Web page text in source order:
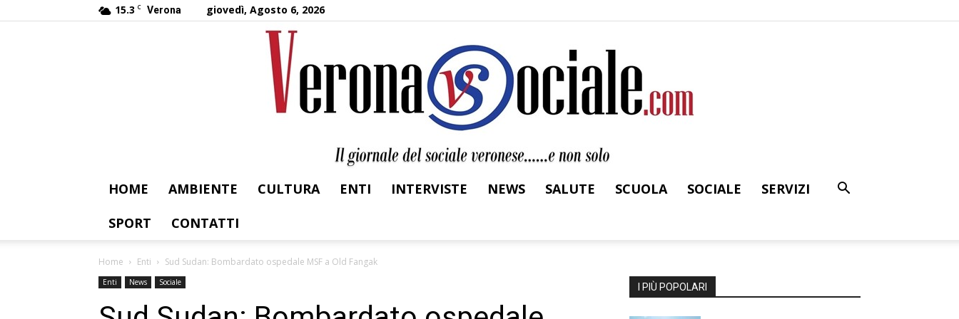
15.3 C Verona giovedì, Agosto 6, 2026
Sociale
HOME AMBIENTE CULTURA ENTI INTERVISTE NEWS SALUTE SCUOLA SOCIALE
SERVIZI
SPORT
CONTATTI
Home Enti Sud Sudan: Bombardato ospedale MSF a Old Fangak
Enti News Sociale I PIÙ POPOLARI